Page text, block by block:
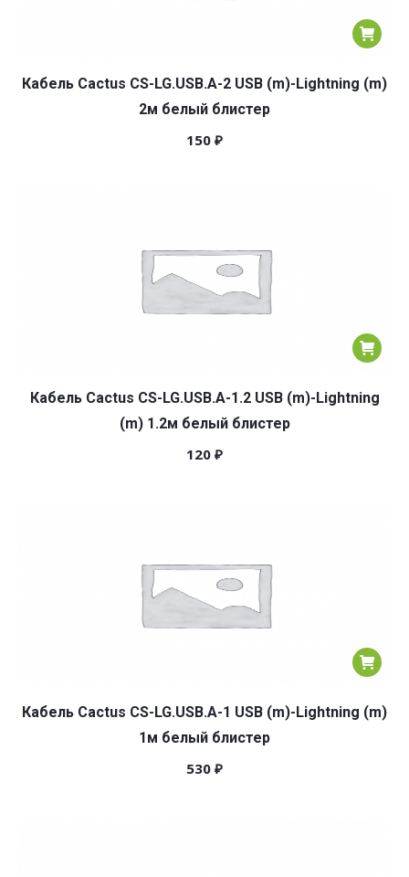
Кабель Cactus CS-LG.USB.A-2 USB (m)-Lightning (m)
2м белый блистер
150 ₽
Кабель Cactus CS-LG.USB.A-1.2 USB (m)-Lightning
(m) 1.2м белый блистер
120 ₽
Кабель Cactus CS-LG.USB.A-1 USB (m)-Lightning (m)
1м белый блистер
530 ₽